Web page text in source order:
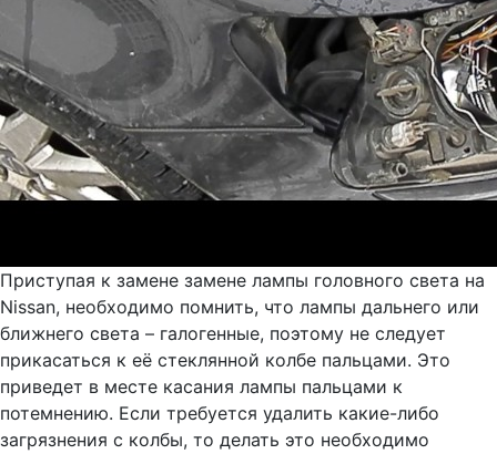
Приступая к замене замене лампы головного света на
Nissan, необходимо помнить, что лампы дальнего или
ближнего света – галогенные, поэтому не следует
прикасаться к её стеклянной колбе пальцами. Это
приведет в месте касания лампы пальцами к
потемнению. Если требуется удалить какие-либо
загрязнения с колбы, то делать это необходимо